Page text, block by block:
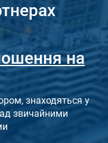
на
знаходяться у
звичайними